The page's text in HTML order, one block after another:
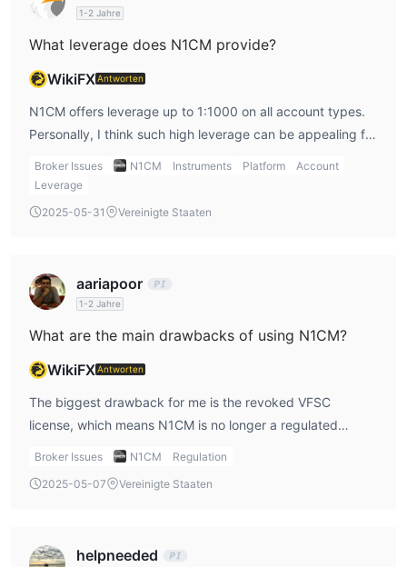
1-2 Jahre
What leverage does N1CM provide?
WikiFXAntworten
N1CM offers leverage up to 1:1000 on all account types.
Personally, I think such high leverage can be appealing for
traders who want more exposure with less capital.
However, it’s important to note that high leverage also
means higher risk, so I would always recommend using
Broker Issues N1CM Instruments Platform
Account
Leverage
2025-05-31
Vereinigte Staaten
aariapoor
1-2 Jahre
What are the main drawbacks of using N1CM?
WikiFXAntworten
The biggest drawback for me is the revoked VFSC
license, which means N1CM is no longer a regulated
broker. This makes me hesitant to trust the platform for
commission fees on certain accounts can limit accessibility
Broker Issues N1CM
Regulation
2025-05-07
Vereinigte Staaten
helpneeded